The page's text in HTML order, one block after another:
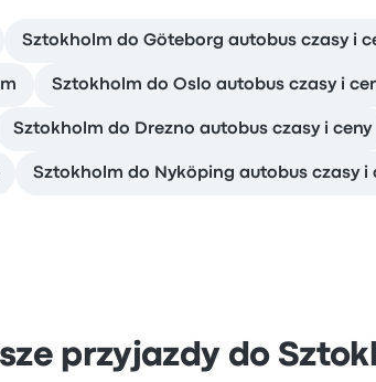
Sztokholm do Göteborg autobus czasy i
Sztokholm do Oslo autobus czasy i
Sztokholm do Drezno autobus czasy i ceny
Sztokholm do Nyköping autobus czasy i
przyjazdy do